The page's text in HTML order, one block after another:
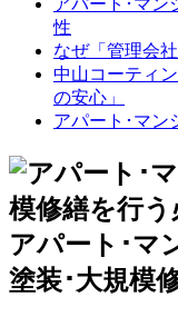
性
なぜ「管理会
中山コーティ
の安心」
アパート･マン
アパート･マ
塗装･大規模